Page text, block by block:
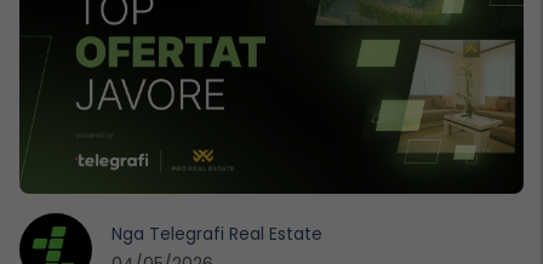
Nga Telegrafi Real Estate